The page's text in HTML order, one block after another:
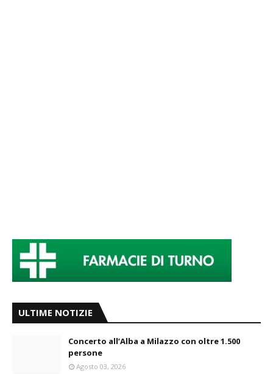
ULTIME NOTIZIE
Concerto all’Alba a Milazzo con oltre 1.500
persone
Agosto 03, 2026